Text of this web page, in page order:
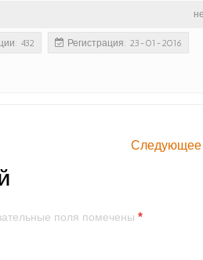
432 Регистрация: 23-01-2016
Следующее
поля помечены*